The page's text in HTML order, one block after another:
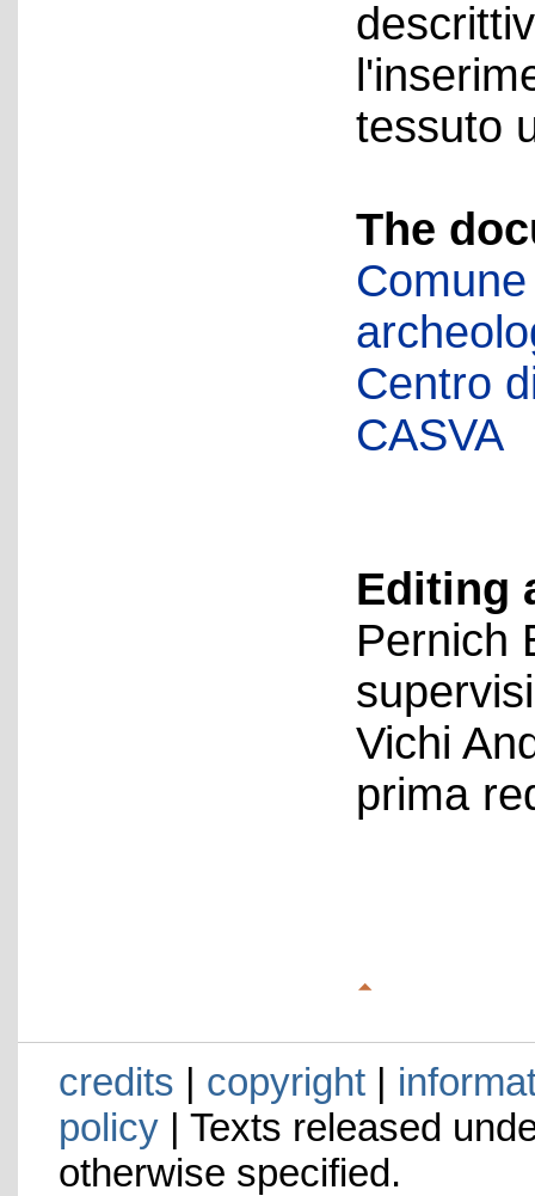
tessuto
The
Centro
CASVA
Editing
Pernich
Vichi
prima
credits | copyright|
policy| Texts released
otherwise specified.